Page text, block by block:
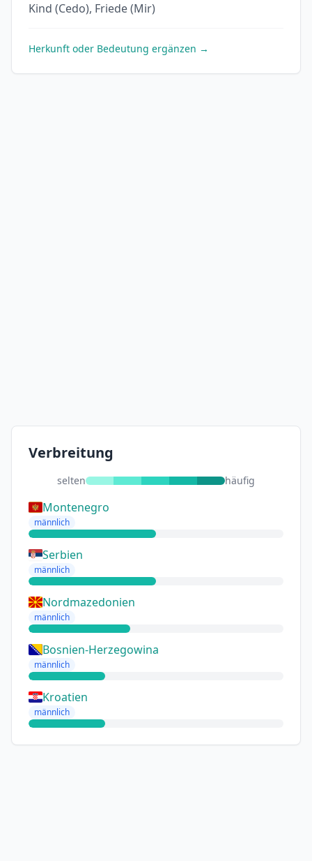
Kind (Cedo), Friede (Mir)
Herkunft oder Bedeutung ergänzen →
Verbreitung
selten häufig
Montenegro
männlich
Serbien
männlich
Nordmazedonien
männlich
Bosnien-Herzegowina
männlich
Kroatien
männlich